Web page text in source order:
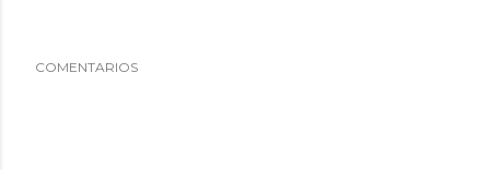
COMENTARIOS